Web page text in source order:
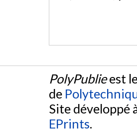
PolyPublieest
de
Site développé
EPrints.